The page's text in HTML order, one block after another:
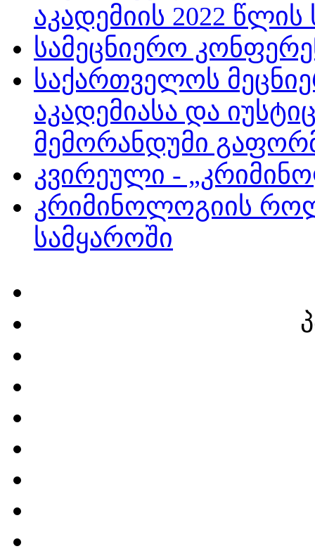
აკადემიის 2022
სამეცნიერო
საქართველოს
აკადემიასა და
მემორანდუმი
კვირეული -
კრიმინოლოგიის
სამყაროში